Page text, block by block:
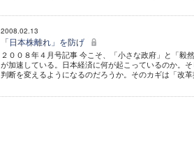
2008.02.13
「日本株離れ」を防げ
２００８年４月号記事 今こそ、「小さな政府」と「
が加速している。日本経済に何が起こっているのか。
判断を変えるようになるのだろうか。そのカギは「改